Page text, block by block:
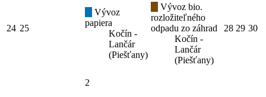
24 25
Vývoz
papiera
Kočín -
Lančár
(Piešťany)
Vývoz bio.
rozložiteľného
odpadu zo záhrad
Kočín -
Lančár
(Piešťany)
28 29 30
2